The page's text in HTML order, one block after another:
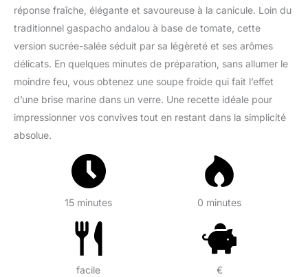
réponse fraîche, élégante et savoureuse à la canicule. Loin du
traditionnel gaspacho andalou à base de tomate, cette
version sucrée-salée séduit par sa légèreté et ses arômes
délicats. En quelques minutes de préparation, sans allumer le
moindre feu, vous obtenez une soupe froide qui fait l’effet
d’une brise marine dans un verre. Une recette idéale pour
impressionner vos convives tout en restant dans la simplicité
absolue.
15 minutes 0 minutes
facile €